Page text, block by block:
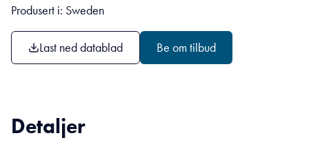
Produsert i: Sweden
Last ned datablad Be om tilbud
Detaljer